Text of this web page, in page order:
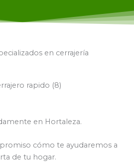
en cerrajería
en Hortaleza.
cómo te ayudaremos a
de tu hogar.